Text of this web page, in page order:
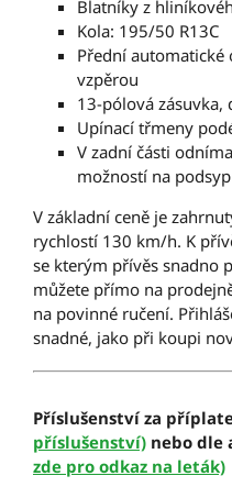
Blatníky z
Kola: 195/50 R13C
Přední automatické
vzpěrou
13-pólová zásuvka,
Upínací třmeny
V zadní části
možností na podsyp
V základní ceně je
rychlostí 130 km/h. K
se kterým přívěs snadno
můžete přímo na
na povinné ručení.
snadné, jako při koupi
Příslušenství za
příslušenství) nebo dle
zde pro odkaz na leták)